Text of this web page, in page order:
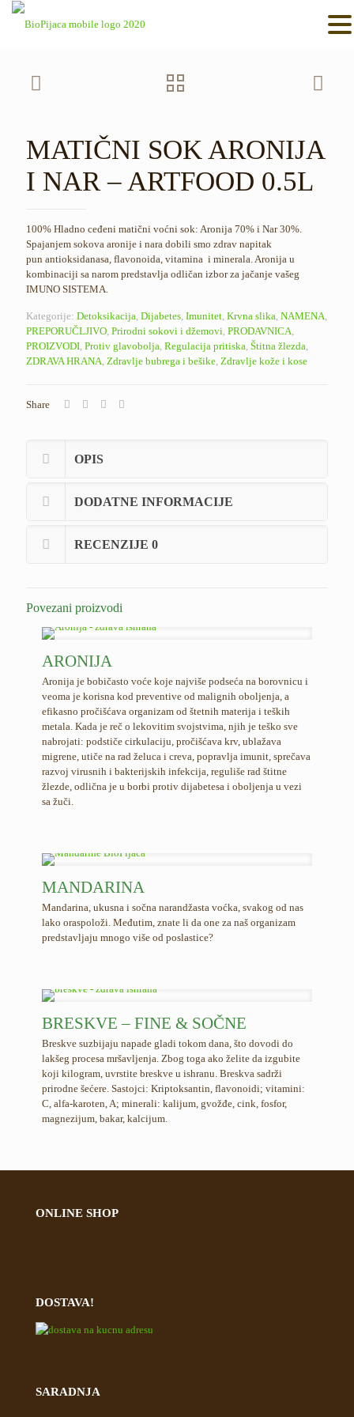
MATIČNI SOK ARONIJA
I NAR – ARTFOOD 0.5L
100% Hladno ceđeni matični voćni sok: Aronija 70% i Nar 30%.
Spajanjem sokova aronije i nara dobili smo zdrav napitak
pun antioksidanasa, flavonoida, vitamina i minerala. Aronija u
kombinaciji sa narom predstavlja odličan izbor za jačanje vašeg
IMUNO SISTEMA.
Kategorije: Detoksikacija, Dijabetes, Imunitet, Krvna slika, NAMENA,
PREPORUČLJIVO, Prirodni sokovi i džemovi, PRODAVNICA,
PROIZVODI, Protiv glavobolja, Regulacija pritiska, Štitna žlezda,
ZDRAVA HRANA, Zdravlje bubrega i bešike, Zdravlje kože i kose
Share
OPIS
DODATNE INFORMACIJE
RECENZIJE 0
Povezani proizvodi
ARONIJA
Aronija je bobičasto voće koje najviše podseća na borovnicu i
veoma je korisna kod preventive od malignih oboljenja, a
efikasno pročišćava organizam od štetnih materija i teških
metala. Kada je reč o lekovitim svojstvima, njih je teško sve
nabrojati: podstiče cirkulaciju, pročišćava krv, ublažava
migrene, utiče na rad želuca i creva, popravlja imunit, sprečava
razvoj virusnih i bakterijskih infekcija, reguliše rad štitne
žlezde, odlična je u borbi protiv dijabetesa i oboljenja u vezi
sa žuči.
MANDARINA
Mandarina, ukusna i sočna narandžasta voćka, svakog od nas
lako oraspoloži. Međutim, znate li da one za naš organizam
predstavljaju mnogo više od poslastice?
BRESKVE – FINE & SOČNE
Breskve suzbijaju napade gladi tokom dana, što dovodi do
lakšeg procesa mršavljenja. Zbog toga ako želite da izgubite
koji kilogram, uvrstite breskve u ishranu. Breskva sadrži
prirodne šećere. Sastojci: Kriptoksantin, flavonoidi; vitamini:
C, alfa-karoten, A; minerali: kalijum, gvožđe, cink, fosfor,
magnezijum, bakar, kalcijum.
ONLINE SHOP
DOSTAVA!
SARADNJA